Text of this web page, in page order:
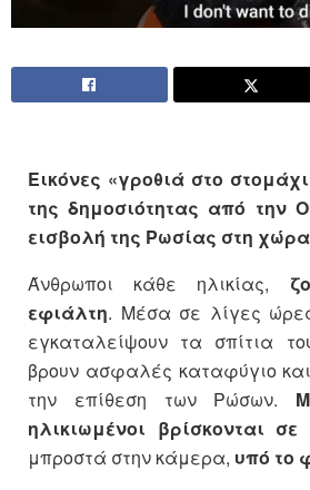
Εικόνες «γροθιά στο
της δημοσιότητας από την
εισβολή της Ρωσίας στη
Άνθρωποι κάθε ηλικίας,
εφιάλτη. Μέσα σε λίγες
εγκαταλείψουν τα σπίτια
βρουν ασφαλές καταφύγιο
την επίθεση των Ρώσων.
ηλικιωμένοι βρίσκονται
μπροστά στην κάμερα, υπό το